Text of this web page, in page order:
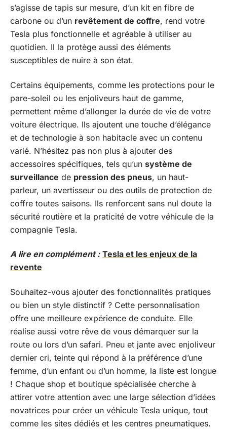
s’agisse de tapis sur mesure, d’un kit en fibre de
carbone ou d’un revêtement de coffre, rend votre
Tesla plus fonctionnelle et agréable à utiliser au
quotidien. Il la protège aussi des éléments
susceptibles de nuire à son état.
Certains équipements, comme les protections pour le
pare-soleil ou les enjoliveurs haut de gamme,
permettent même d’allonger la durée de vie de votre
voiture électrique. Ils ajoutent une touche d’élégance
et de technologie à son habitacle avec un contenu
varié. N’hésitez pas non plus à ajouter des
accessoires spécifiques, tels qu’un système de
surveillance de pression des pneus, un haut-
parleur, un avertisseur ou des outils de protection de
coffre toutes saisons. Ils renforcent sans nul doute la
sécurité routière et la praticité de votre véhicule de la
compagnie Tesla.
A lire en complément : Tesla et les enjeux de la
revente
Souhaitez-vous ajouter des fonctionnalités pratiques
ou bien un style distinctif ? Cette personnalisation
offre une meilleure expérience de conduite. Elle
réalise aussi votre rêve de vous démarquer sur la
route ou lors d’un safari. Pneu et jante avec enjoliveur
dernier cri, teinte qui répond à la préférence d’une
femme, d’un enfant ou d’un homme, la liste est longue
! Chaque shop et boutique spécialisée cherche à
attirer votre attention avec une large sélection d’idées
novatrices pour créer un véhicule Tesla unique, tout
comme les sites dédiés et les centres pneumatiques.